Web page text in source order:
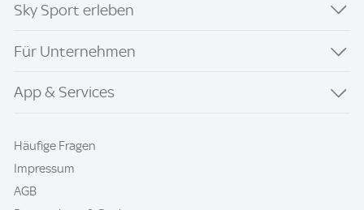
Sky Sport erleben
Für Unternehmen
App & Services
Häufige Fragen
Impressum
AGB